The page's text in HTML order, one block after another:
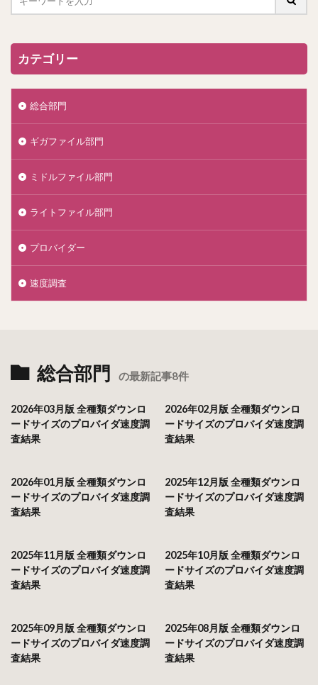
カテゴリー
総合部門
ギガファイル部門
ミドルファイル部門
ライトファイル部門
プロバイダー
速度調査
総合部門 の最新記事8件
2026年03月版 全種類ダウンロ
ードサイズのプロバイダ速度調
査結果
2026年02月版 全種類ダウンロ
ードサイズのプロバイダ速度調
査結果
2026年01月版 全種類ダウンロ
ードサイズのプロバイダ速度調
査結果
2025年12月版 全種類ダウンロ
ードサイズのプロバイダ速度調
査結果
2025年11月版 全種類ダウンロ
ードサイズのプロバイダ速度調
査結果
2025年10月版 全種類ダウンロ
ードサイズのプロバイダ速度調
査結果
2025年09月版 全種類ダウンロ
ードサイズのプロバイダ速度調
査結果
2025年08月版 全種類ダウンロ
ードサイズのプロバイダ速度調
査結果